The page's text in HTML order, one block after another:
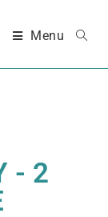
Menu
- 2